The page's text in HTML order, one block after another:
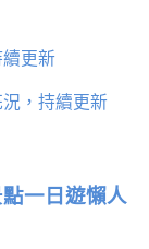
更新
，持續更新
一日遊懶人